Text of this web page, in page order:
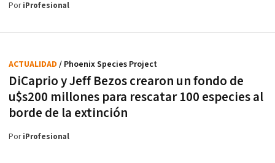
PoriProfesional
DiCaprio y Jeff Bezos crearon un fondo de
u$s200 millones para rescatar 100 especies al
borde de la extinción
ACTUALIDAD / Phoenix Species Project
PoriProfesional